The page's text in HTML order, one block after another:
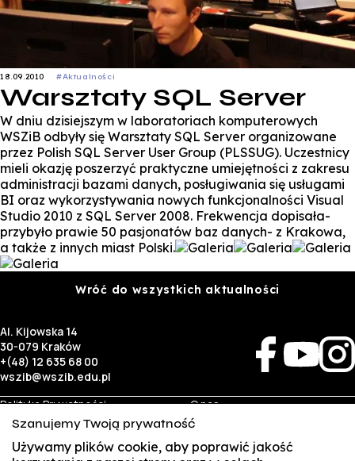
Zapisz się na studia
18.09.2010 #Aktualności
Warsztaty SQL Server
W dniu dzisiejszym w laboratoriach komputerowych
WSZiB odbyły się Warsztaty SQL Server organizowane
przez Polish SQL Server User Group (PLSSUG). Uczestnicy
mieli okazję poszerzyć praktyczne umiejętności z zakresu
administracji bazami danych, posługiwania się usługami
BI oraz wykorzystywania nowych funkcjonalności Visual
Studio 2010 z SQL Server 2008. Frekwencja dopisała-
przybyło prawie 50 pasjonatów baz danych- z Krakowa,
a także z innych miast Polski.
Wróć do wszystkich aktualności
Al. Kijowska 14
30-079 Kraków
+(48) 12 635 68 00
wszib@wszib.edu.pl
Polityka Prywatności
RODO
Identyfikacja wizualna
O nas
Rekrutacja
Studia
Kontakt
Szanujemy Twoją prywatność
Używamy plików cookie, aby poprawić jakość